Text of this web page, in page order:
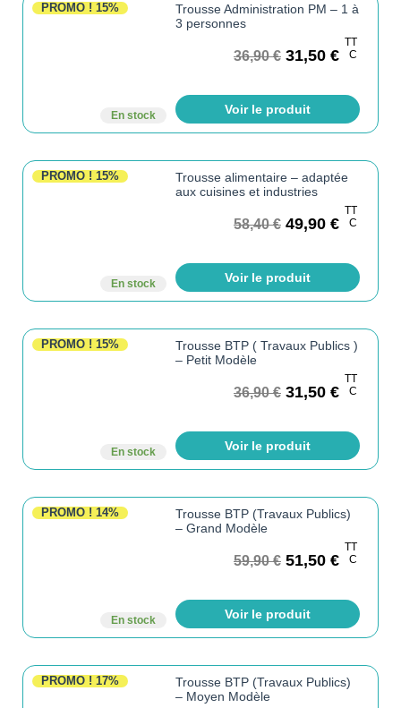
PROMO ! 15%
En stock
Trousse Administration PM – 1 à
3 personnes
36,90€ 31,50 €
TT
C
Voir le produit
PROMO ! 15%
En stock
Trousse alimentaire – adaptée
aux cuisines et industries
58,40€ 49,90 €
TT
C
Voir le produit
PROMO ! 15%
En stock
Trousse BTP ( Travaux Publics )
– Petit Modèle
36,90€ 31,50 €
TT
C
Voir le produit
PROMO ! 14%
En stock
Trousse BTP (Travaux Publics)
– Grand Modèle
59,90€ 51,50 €
TT
C
Voir le produit
PROMO ! 17%
Trousse BTP (Travaux Publics)
– Moyen Modèle